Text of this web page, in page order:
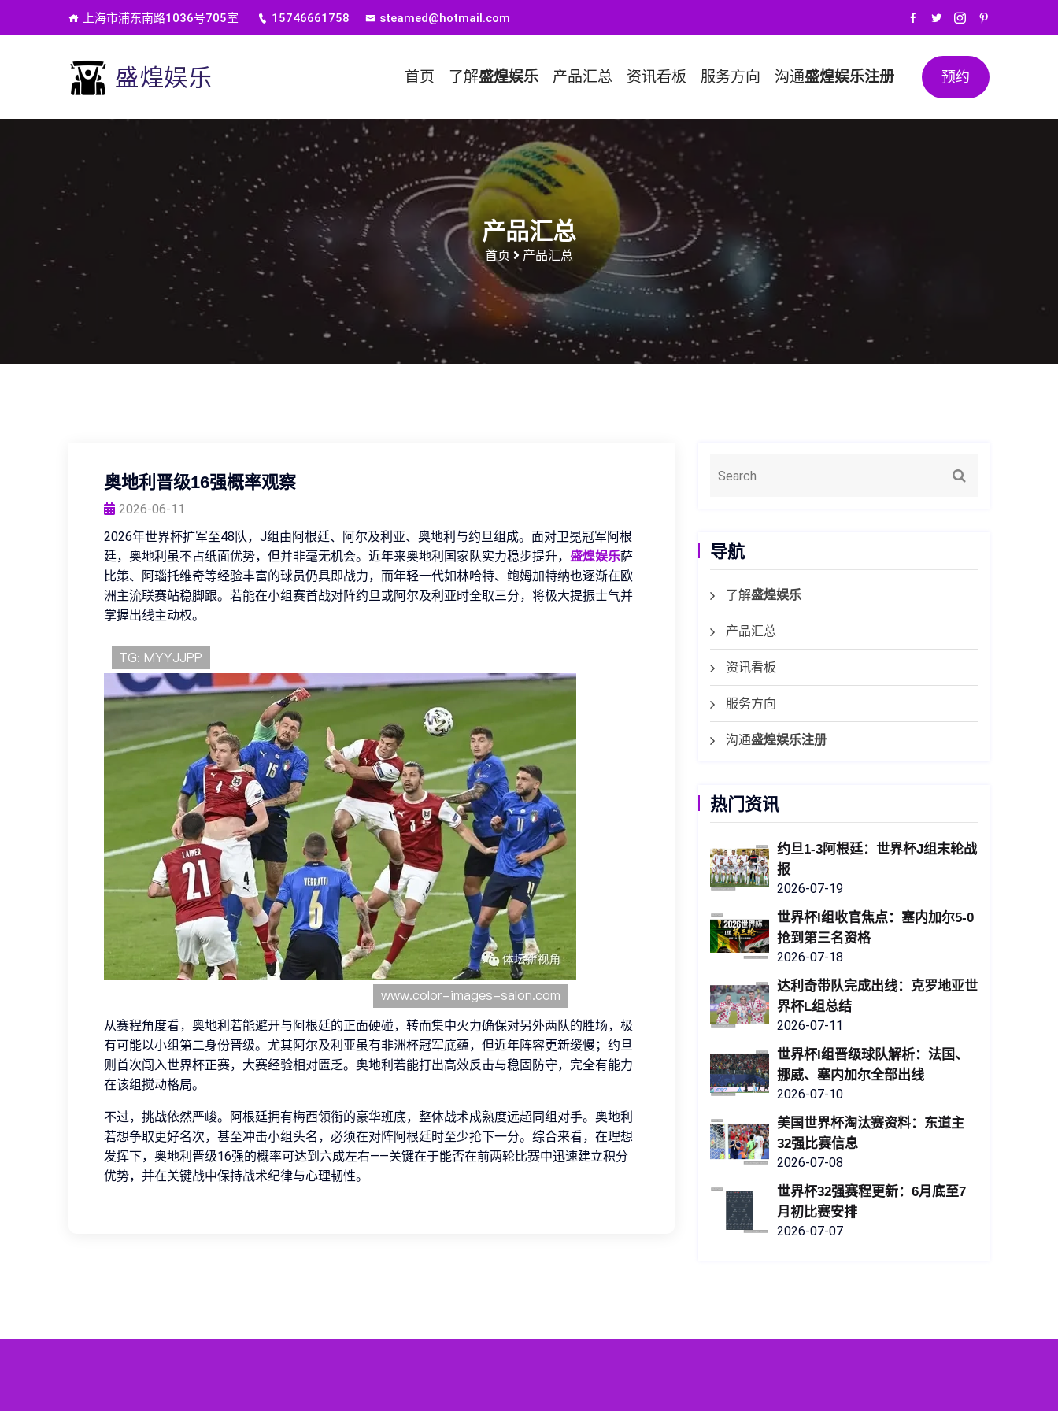
上海市浦东南路1036号705室 15746661758 steamed@hotmail.com
首页 了解盛煌娱乐 产品汇总 资讯看板 服务方向 沟通盛煌娱乐注册 预约
产品汇总
首页 产品汇总
奥地利晋级16强概率观察
2026-06-11
2026年世界杯扩军至48队，J组由阿根廷、阿尔及利亚、奥地利与约旦组成。面对卫冕冠军阿根
廷，奥地利虽不占纸面优势，但并非毫无机会。近年来奥地利国家队实力稳步提升， 盛煌娱乐萨
比策、阿瑙托维奇等经验丰富的球员仍具即战力，而年轻一代如林哈特、鲍姆加特纳也逐渐在欧
洲主流联赛站稳脚跟。若能在小组赛首战对阵约旦或阿尔及利亚时全取三分，将极大提振士气并
掌握出线主动权。
从赛程角度看，奥地利若能避开与阿根廷的正面硬碰，转而集中火力确保对另外两队的胜场，极
有可能以小组第二身份晋级。尤其阿尔及利亚虽有非洲杯冠军底蕴，但近年阵容更新缓慢；约旦
则首次闯入世界杯正赛，大赛经验相对匮乏。奥地利若能打出高效反击与稳固防守，完全有能力
在该组搅动格局。
不过，挑战依然严峻。阿根廷拥有梅西领衔的豪华班底，整体战术成熟度远超同组对手。奥地利
若想争取更好名次，甚至冲击小组头名，必须在对阵阿根廷时至少抢下一分。综合来看，在理想
发挥下，奥地利晋级16强的概率可达到六成左右——关键在于能否在前两轮比赛中迅速建立积分
优势，并在关键战中保持战术纪律与心理韧性。
导航
了解盛煌娱乐
产品汇总
资讯看板
服务方向
沟通盛煌娱乐注册
热门资讯
约旦1-3阿根廷：世界杯J组末轮战
报
2026-07-19
世界杯I组收官焦点：塞内加尔5-0
抢到第三名资格
2026-07-18
达利奇带队完成出线：克罗地亚世
界杯L组总结
2026-07-11
世界杯I组晋级球队解析：法国、
挪威、塞内加尔全部出线
2026-07-10
美国世界杯淘汰赛资料：东道主
32强比赛信息
2026-07-08
世界杯32强赛程更新：6月底至7
月初比赛安排
2026-07-07